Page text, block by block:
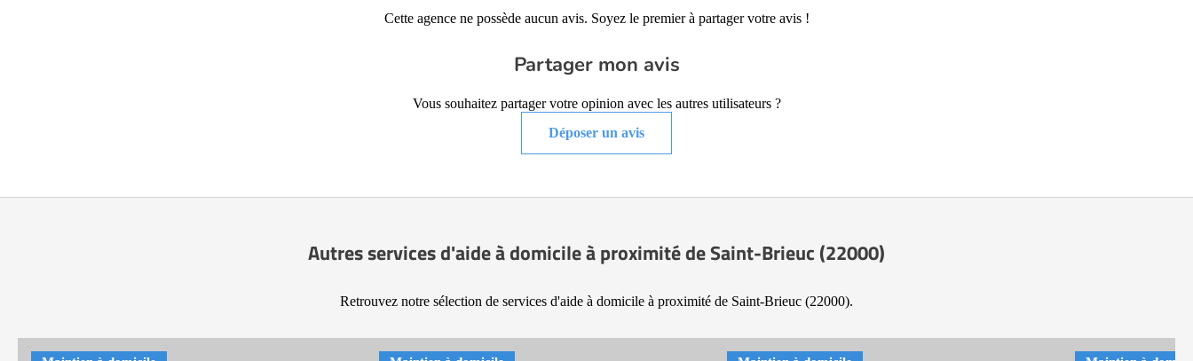
Cette agence ne possède aucun avis. Soyez le premier à partager votre avis !
Partager mon avis
Vous souhaitez partager votre opinion avec les autres utilisateurs ?
Déposer un avis
Autres services d'aide à domicile à proximité de Saint-Brieuc (22000)
Retrouvez notre sélection de services d'aide à domicile à proximité de Saint-Brieuc (22000).